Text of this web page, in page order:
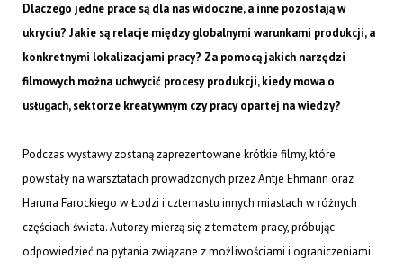
Dlaczego jedne prace są dla nas widoczne, a inne pozostają w
ukryciu? Jakie są relacje między globalnymi warunkami produkcji, a
konkretnymi lokalizacjami pracy? Za pomocą jakich narzędzi
filmowych można uchwycić procesy produkcji, kiedy mowa o
usługach, sektorze kreatywnym czy pracy opartej na wiedzy?
Podczas wystawy zostaną zaprezentowane krótkie filmy, które
powstały na warsztatach prowadzonych przez Antje Ehmann oraz
Haruna Farockiego w Łodzi i czternastu innych miastach w różnych
częściach świata. Autorzy mierzą się z tematem pracy, próbując
odpowiedzieć na pytania związane z możliwościami i ograniczeniami